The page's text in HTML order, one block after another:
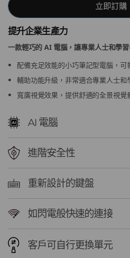
A
M
L
a
p
o
p
立即訂購
提升企業生產力
一款輕巧的 AI 電腦，讓專業人士和學
配備充足效能的小巧筆記型電腦，可
輔助功能升級，非常適合專業人士和
寬廣視覺效果，提供舒適的全景視覺
AI 電腦
進階安全性
重新設計的鍵盤
如閃電般快速的連接
客戶可自行更換單元